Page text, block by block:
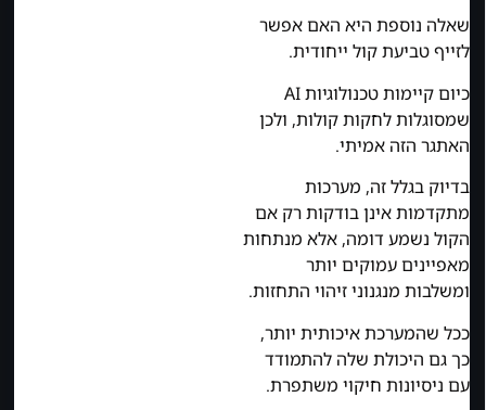
שאלה נוספת היא האם אפשר
לזייף טביעת קול ייחודית.
כיום קיימות טכנולוגיות AI
שמסוגלות לחקות קולות, ולכן
האתגר הזה אמיתי.
בדיוק בגלל זה, מערכות
מתקדמות אינן בודקות רק אם
הקול נשמע דומה, אלא מנתחות
מאפיינים עמוקים יותר
ומשלבות מנגנוני זיהוי התחזות.
ככל שהמערכת איכותית יותר,
כך גם היכולת שלה להתמודד
עם ניסיונות חיקוי משתפרת.